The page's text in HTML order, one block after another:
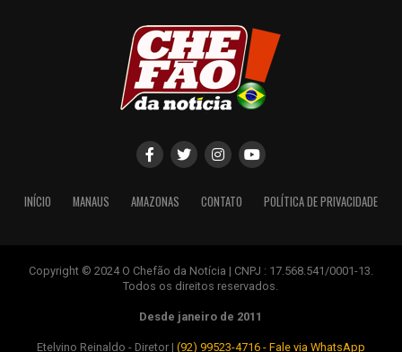
INÍCIO MANAUS AMAZONAS CONTATO POLÍTICA DE PRIVACIDADE
Copyright © 2024 O Chefão da Notícia | CNPJ : 17.568.541/0001-13.
Todos os direitos reservados.
Desde janeiro de 2011
Etelvino Reinaldo - Diretor | (92) 99523-4716 - Fale via WhatsApp